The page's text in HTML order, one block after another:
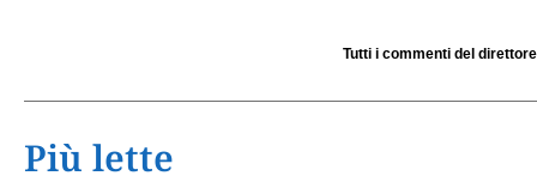
Tutti i commenti del direttore
Più lette